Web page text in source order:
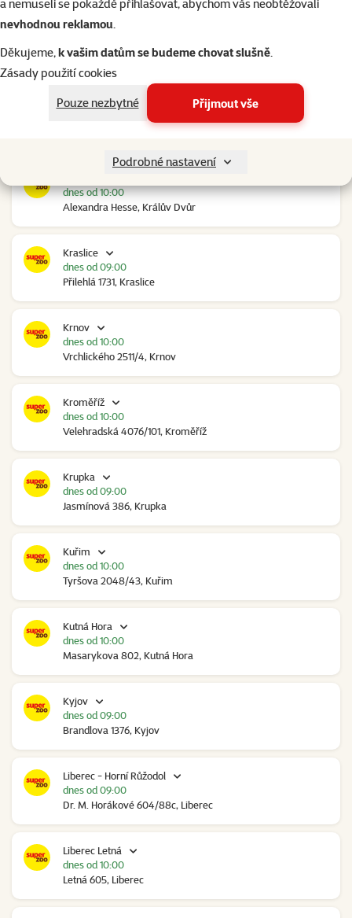
a nemuseli se pokaždé přihlašovat, abychom vás neobtěžovali
nevhodnou reklamou.
Děkujeme,k vašim datům se budeme chovat slušně.
Zásady použití cookies
Pouze nezbytné
Přijmout vše
Podrobné nastavení
Kolín Ovčáry
Ovčáry 304, Ovčáry
Kozomín
Alexandra Hesse, Králův Dvůr
dnes od 10:00
Kraslice
Přilehlá 1731, Kraslice
dnes od 09:00
Krnov
Vrchlického 2511/4, Krnov
dnes od 10:00
Kroměříž
Velehradská 4076/101, Kroměříž
dnes od 10:00
Krupka
Jasmínová 386, Krupka
dnes od 09:00
Kuřim
Tyršova 2048/43, Kuřim
dnes od 10:00
Kutná Hora
Masarykova 802, Kutná Hora
dnes od 10:00
Kyjov
Brandlova 1376, Kyjov
dnes od 09:00
Liberec - Horní Růžodol
Dr. M. Horákové 604/88c, Liberec
dnes od 09:00
Liberec Letná
Letná 605, Liberec
dnes od 10:00